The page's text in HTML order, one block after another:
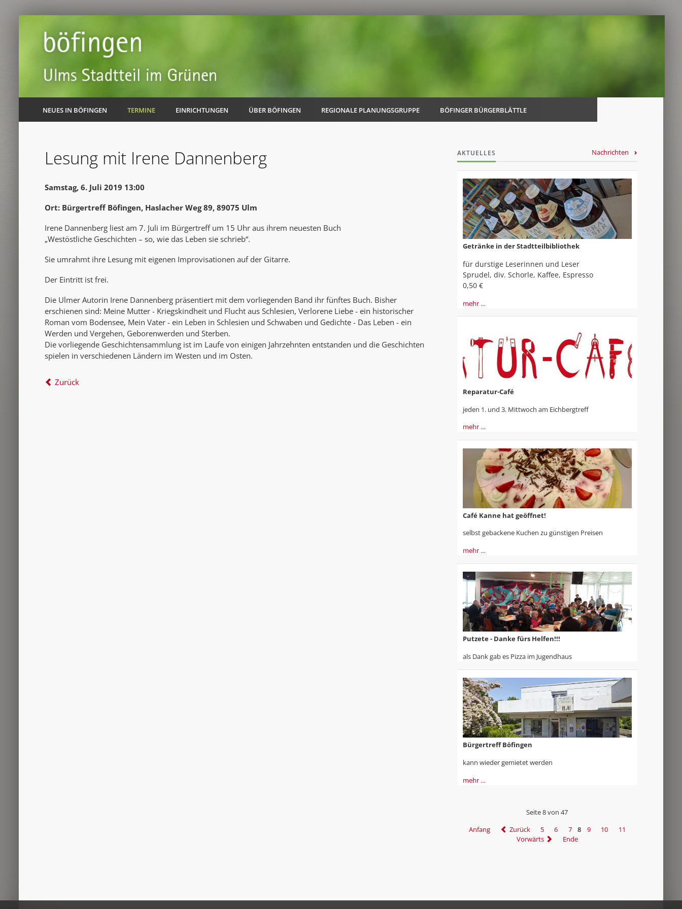
NEUES IN BÖFINGEN TERMINE EINRICHTUNGEN ÜBER BÖFINGEN REGIONALE PLANUNGSGRUPPE
AK Internet
BÖFINGER BÜRGERBLÄTTLE
Lesung mit Irene Dannenberg
Samstag, 6. Juli 2019 13:00
Ort: Bürgertreff Böfingen, Haslacher Weg 89, 89075 Ulm
Irene Dannenberg liest am 7. Juli im Bürgertreff um 15 Uhr aus ihrem neuesten Buch
„Westöstliche Geschichten – so, wie das Leben sie schrieb“.
Sie umrahmt ihre Lesung mit eigenen Improvisationen auf der Gitarre.
Der Eintritt ist frei.
Die Ulmer Autorin Irene Dannenberg präsentiert mit dem vorliegenden Band ihr fünftes Buch. Bisher
erschienen sind: Meine Mutter - Kriegskindheit und Flucht aus Schlesien, Verlorene Liebe - ein historischer
Roman vom Bodensee, Mein Vater - ein Leben in Schlesien und Schwaben und Gedichte - Das Leben - ein
Werden und Vergehen, Geborenwerden und Sterben.
Die vorliegende Geschichtensammlung ist im Laufe von einigen Jahrzehnten entstanden und die Geschichten
spielen in verschiedenen Ländern im Westen und im Osten.
Zurück
AKTUELLES Nachrichten
Getränke in der Stadtteilbibliothek
für durstige Leserinnen und Leser
Sprudel, div. Schorle, Kaffee, Espresso
0,50 €
mehr …
Reparatur-Café
jeden 1. und 3. Mittwoch am Eichbergtreff
mehr …
Café Kanne hat geöffnet!
selbst gebackene Kuchen zu günstigen Preisen
mehr …
Putzete - Danke fürs Helfen!!!
als Dank gab es Pizza im Jugendhaus
Bürgertreff Böfingen
kann wieder gemietet werden
mehr …
Seite 8 von 47
Anfang
Zurück 5 6 7 8 9 10
11
Vorwärts
Ende